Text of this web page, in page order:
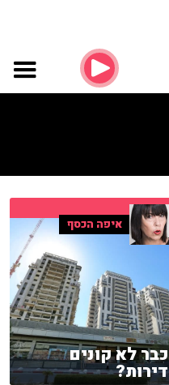
איפה הכסף
כבר לא קונים
דירות?